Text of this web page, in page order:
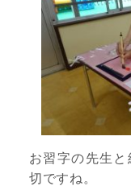
お習字の先生
切ですね。